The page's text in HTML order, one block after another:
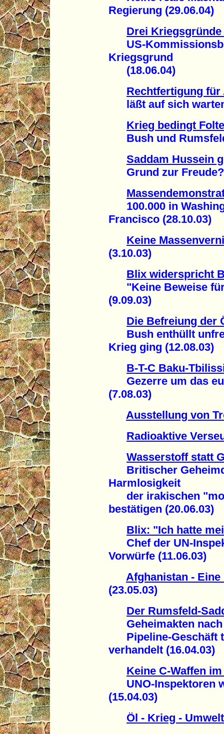
Regierung (29.06.04)
Drei
US-
Kriegsgrund
(18.06.04)
Rechtfertigung
läßt auf sich warten
Krieg bedingt
Bush und
Saddam Hussein
Grund zur Freude?
100.000 in
Francisco (28.10.03)
Keine
(3.10.03)
Blix widerspricht
"Keine Beweise für
(9.09.03)
Die Befreiung der
Bush enthüllt
Krieg ging (12.08.03)
B-T-C Baku-
Gezerre um das
(7.08.03)
Ausstellung von
Radioaktive
Wasserstoff statt
Britischer
Harmlosigkeit
der irakischen
bestätigen (20.06.03)
Blix: "Ich hatte
Chef der UN-
Vorwürfe (11.06.03)
Afghanistan -
(23.05.03)
Der Rumsfeld-
Geheimakten nach
Pipeline-Geschäft
verhandelt (16.04.03)
Keine C-Waffen
UNO-Inspektoren
(15.04.03)
Öl - Krieg - Umwelt